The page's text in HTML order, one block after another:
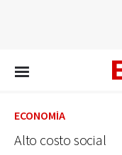
ECONOMÍA
Alto costo social